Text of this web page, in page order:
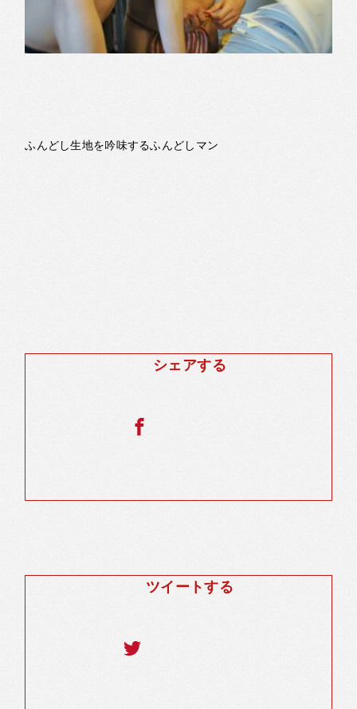
ふんどし生地を吟味するふんどしマン
シェアする
ツイートする